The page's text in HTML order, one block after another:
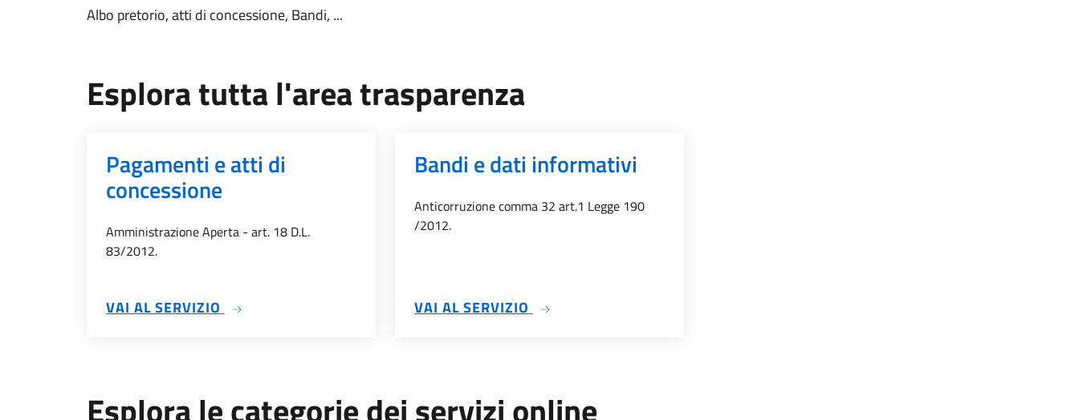
Albo pretorio, atti di concessione, Bandi, ...
Esplora tutta l'area trasparenza
Pagamenti e atti di
concessione
Amministrazione Aperta - art. 18 D.L.
83/2012.
VAI AL SERVIZIO SU PAGAMENTI E ATTI DI CONCESSIONE
Bandi e dati informativi
Anticorruzione comma 32 art.1 Legge 190
/2012.
VAI AL SERVIZIO SU BANDI E DATI INFORMATIVI